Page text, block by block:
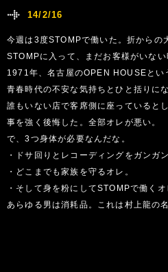
14/2/16
今週は3度STOMPで働いた。折からの
STOMPに入って、まだお客様がいな
1971年、名古屋のOPEN HOUSEとい
青春時代の不安な気持ちとひと括りに
誰もいない店で客席側に座っていると
事を強く後悔した。全部オレが悪い。
で、3つ身体が必要なんだな。
・ドサ回りとレコーディングをガンガ
・どこまでも家族を守るオレ。
・そして身を粉にしてSTOMPで働くオ
あらゆる男は消耗品。これは村上龍の